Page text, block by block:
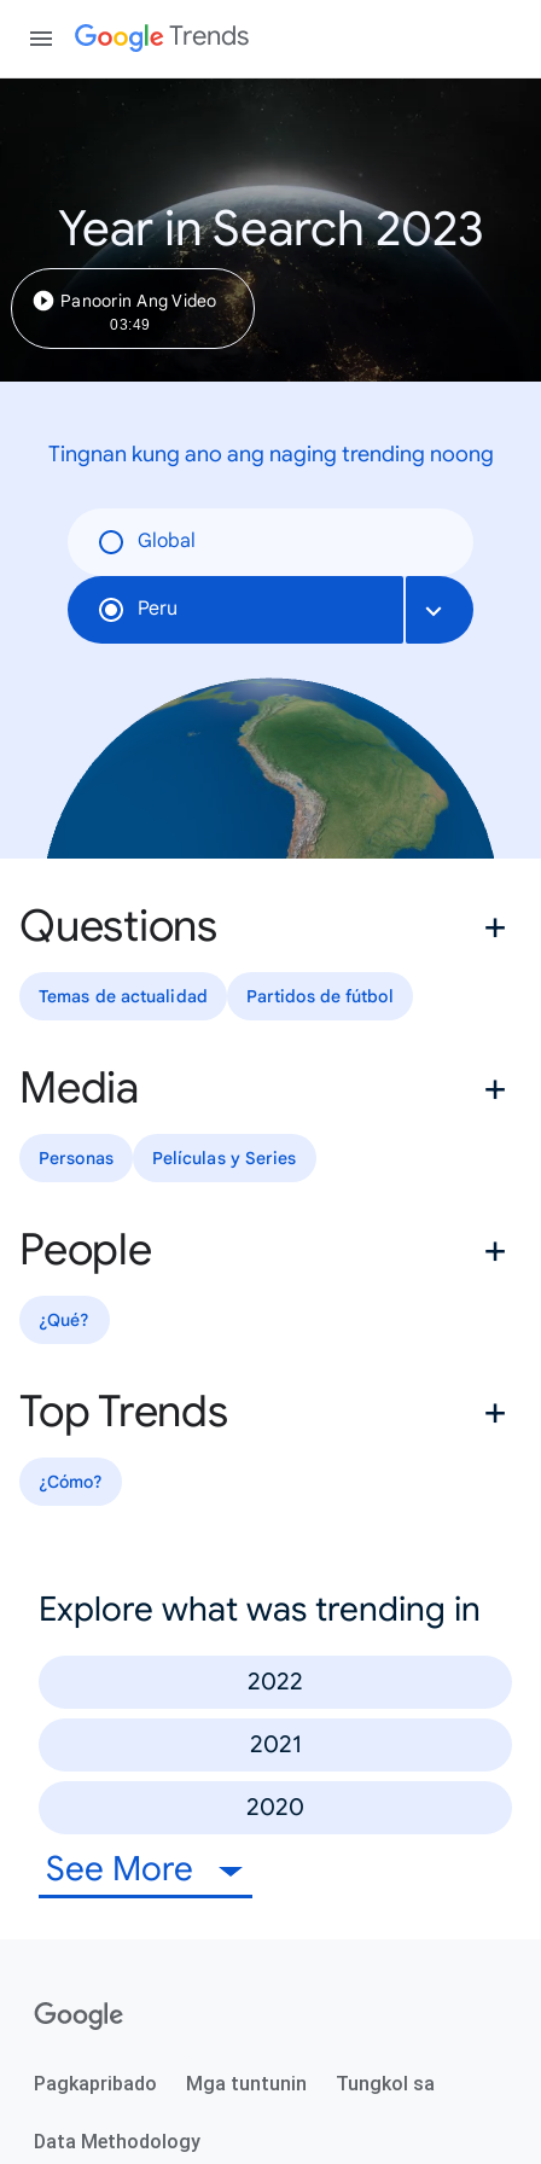
Trends
Year in Search 2023
Panoorin Ang Video
03:49
Tingnan kung ano ang naging trending noong
Global
Peru
Questions
Temas de actualidad Partidos de fútbol
Media
Personas Películas y Series
People
¿Qué?
Top Trends
¿Cómo?
Explore what was trending in
2022
2021
2020
See More
Pagkapribado Mga tuntunin Tungkol sa
Data Methodology